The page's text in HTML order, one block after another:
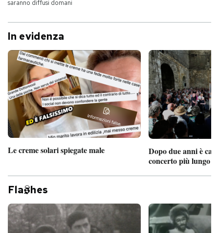
saranno diffusi domani
In evidenza
Le creme solari spiegate male
Dopo due anni è
concerto più lungo
Fla hes